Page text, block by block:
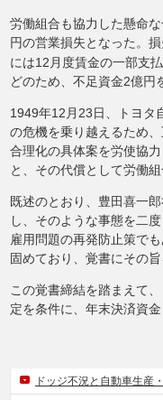
労働組合も協力した懸命
円の営業損失となった。
には12月度賃金の一部支
どのため、不足資金2億円
1949年12月23日、トヨタ
の危機を乗り越えるため
合理化の具体案を労使協
と、その代償として労働
既述のとおり、豊田喜一
し、そのような事態を二
雇用問題の再発防止策で
固めており、覚書にその
この覚書締結を踏まえて
定を条件に、年末決済資
ドッジ不況と自動車生産